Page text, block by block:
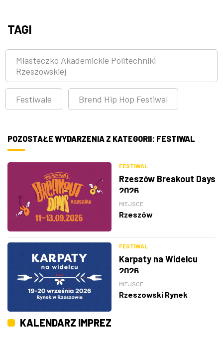
TAGI
Miasteczko Akademickie Politechniki
Rzeszowskiej
Festiwale Brend Hip Hop Festiwal
POZOSTAŁE WYDARZENIA Z KATEGORII: FESTIWAL
FESTIWAL
Rzeszów Breakout Days
2026
MIEJSCE
Rzeszów
FESTIWAL
Karpaty na Widelcu
2026
MIEJSCE
Rzeszowski Rynek
KALENDARZ IMPREZ